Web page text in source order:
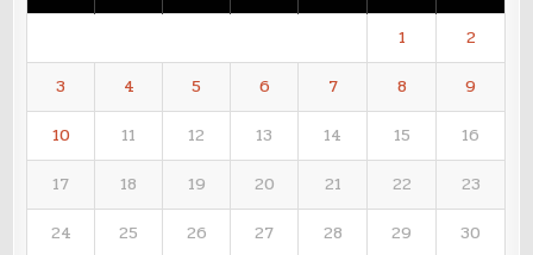
1
2
3
4 5 6 7 8
9
10
11 12 13 14 15
16
17
18 19 20 21 22
23
24
25 26 27 28 29
30